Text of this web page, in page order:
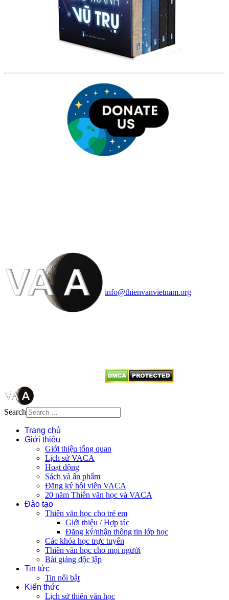
info@thienvanvietnam.org
Search
Trang chủ
Giới thiệu
Giới thiệu tổng quan
Lịch sử VACA
Hoạt động
Sách và ấn phẩm
Đăng ký hội viên VACA
20 năm Thiên văn học và VACA
Đào tạo
Thiên văn học cho trẻ em
Giới thiệu / Hợp tác
Đăng ký/nhận thông tin lớp học
Các khóa học trực tuyến
Thiên văn học cho mọi người
Bài giảng độc lập
Tin tức
Tin nổi bật
Kiến thức
Lịch sử thiên văn học